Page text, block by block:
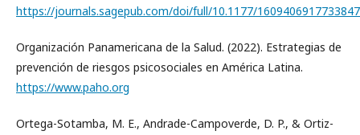
https://journals.sagepub.com/doi/full/10.1177/1609406917733847
Organización Panamericana de la Salud. (2022). Estrategias de
prevención de riesgos psicosociales en América Latina.
https://www.paho.org
Ortega-Sotamba, M. E., Andrade-Campoverde, D. P., & Ortiz-